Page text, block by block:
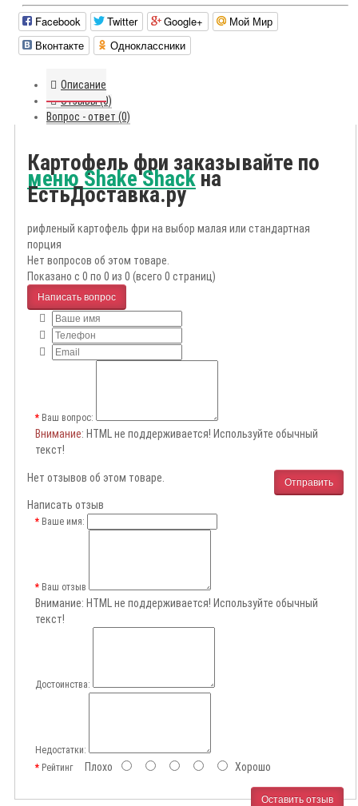
Facebook Twitter Google+
Мой Мир
Вконтакте
Одноклассники
Описание
Отзывы (0)
Вопрос - ответ (0)
Картофель фри заказывайте по
меню Shake Shackна
ЕстьДоставка.ру
рифленый картофель фри на выбор малая или стандартная
порция
Нет вопросов об этом товаре.
Показано с 0 по 0 из 0 (всего 0 страниц)
Написать вопрос
Ваш вопрос:
Внимание: HTML не поддерживается! Используйте обычный
текст!
Отправить
Нет отзывов об этом товаре.
Написать отзыв
Ваше имя:
Ваш отзыв
Внимание: HTML не поддерживается! Используйте обычный
текст!
Достоинства:
Недостатки:
РейтингПлохо Хорошо
Оставить отзыв